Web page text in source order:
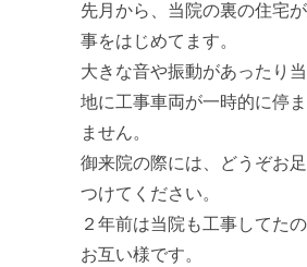
先月から、当院の裏の住宅
事をはじめてます。
大きな音や振動があったり
地に工事車両が一時的に停
ません。
御来院の際には、どうぞお
つけてください。
２年前は当院も工事してた
お互い様です。